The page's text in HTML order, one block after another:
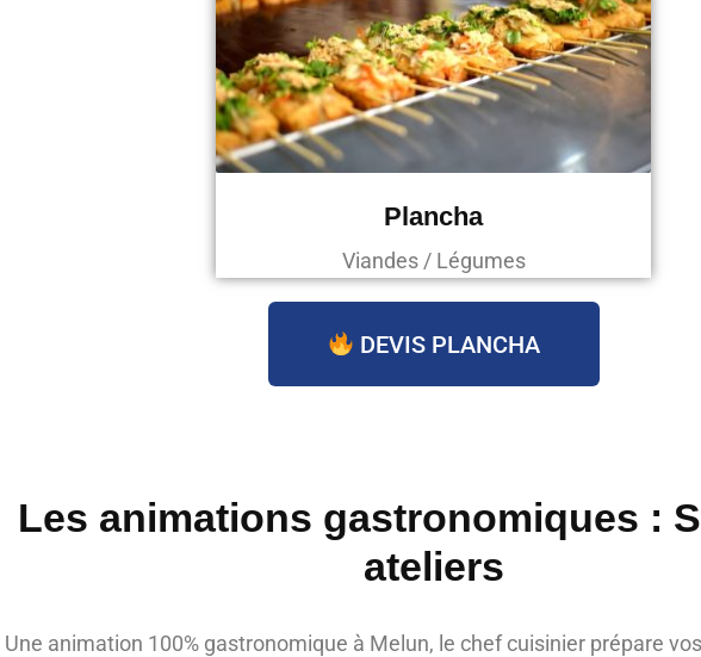
Plancha
Viandes / Légumes
DEVIS PLANCHA
Les animations gastronomiques :
ateliers
Une animation 100% gastronomique à Melun, le chef cuisinier prépare